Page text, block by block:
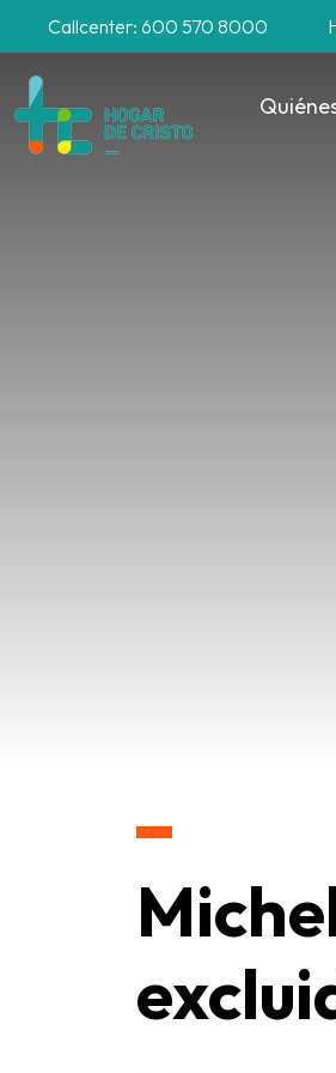
Callcenter: 600 570 8000